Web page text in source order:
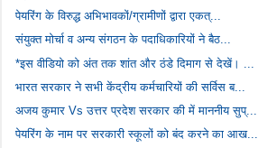
पेयरिंग के विरुद्ध अभिभावकों/ग्रामीणों द्वारा एकत्...
संयुक्त मोर्चा व अन्य संगठन के पदाधिकारियों ने बैठ...
*इस वीडियो को अंत तक शांत और ठंडे दिमाग से देखें। ...
भारत सरकार ने सभी केंद्रीय कर्मचारियों की सर्विस ब...
अजय कुमार Vs उत्तर प्रदेश सरकार की में माननीय सुप्...
पेयरिंग के नाम पर सरकारी स्कूलों को बंद करने का आख...